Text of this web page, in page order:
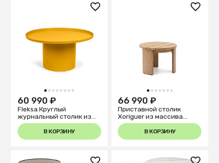
1 2 3 4 5 6 7 8
60 990 ₽
Fleksa Круглый
журнальный столик из
горчичного металла Ø 72
см
В КОРЗИНУ
1 2 3 4 5 6 7
66 990 ₽
Приставной столик
Xoriguer из массива
эвкалипта Ø64,5 см
В КОРЗИНУ